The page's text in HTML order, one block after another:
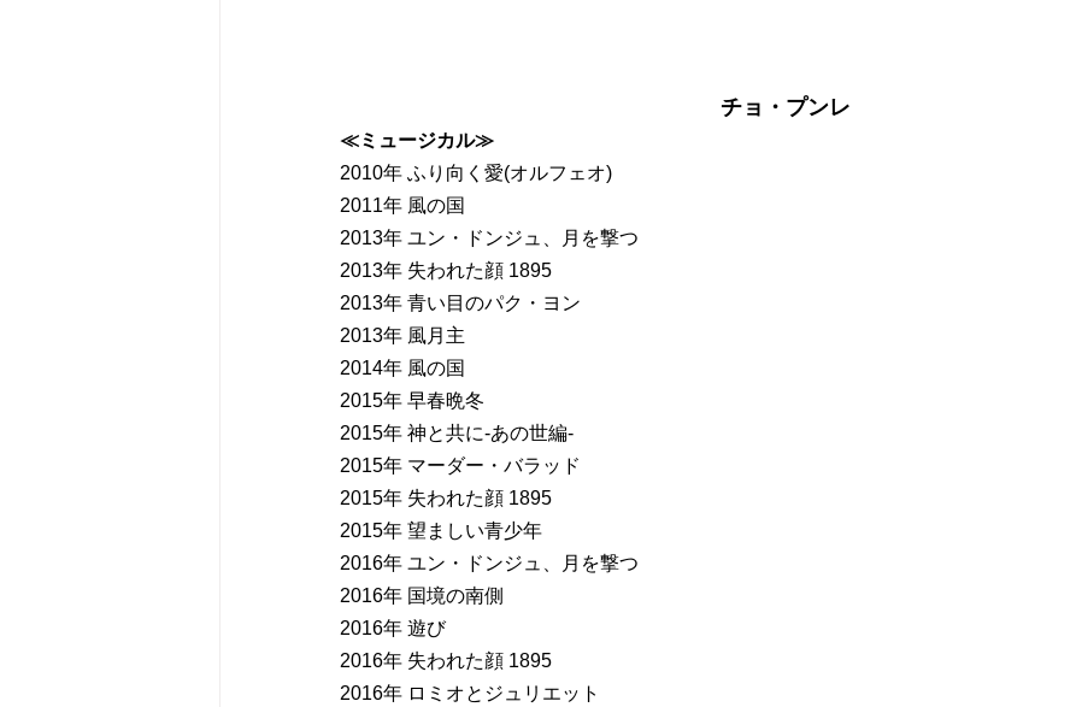
チョ・プンレ
≪ミュージカル≫
2010年 ふり向く愛(オルフェオ)
2011年 風の国
2013年 ユン・ドンジュ、月を撃つ
2013年 失われた顔 1895
2013年 青い目のパク・ヨン
2013年 風月主
2014年 風の国
2015年 早春晩冬
2015年 神と共に-あの世編-
2015年 マーダー・バラッド
2015年 失われた顔 1895
2015年 望ましい青少年
2016年 ユン・ドンジュ、月を撃つ
2016年 国境の南側
2016年 遊び
2016年 失われた顔 1895
2016年 ロミオとジュリエット